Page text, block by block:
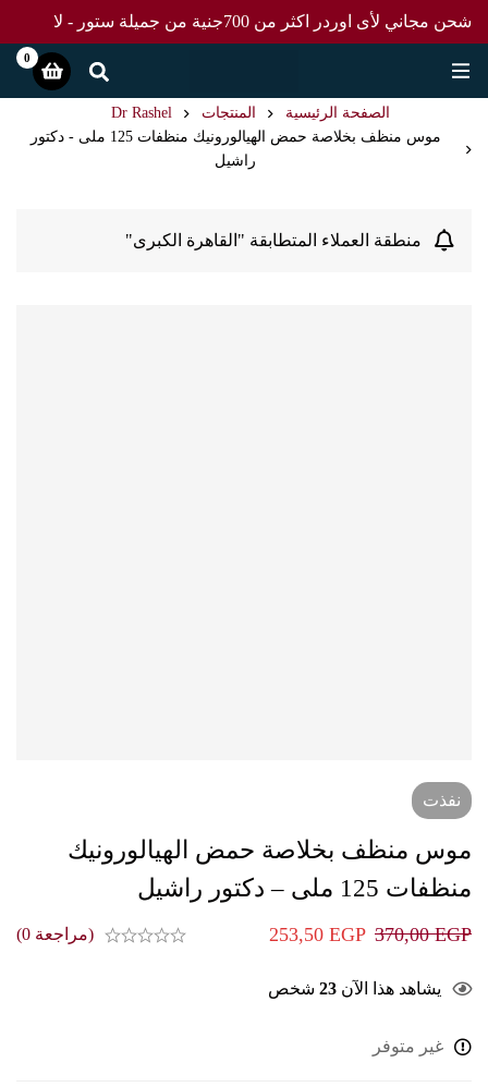
شحن مجاني لأى اوردر اكثر من 700جنية من جميلة ستور - لا
تفوت العرض
0
الصفحة الرئيسية المنتجات
Dr Rashel
موس منظف بخلاصة حمض الهيالورونيك منظفات 125 ملى - دكتور
راشيل
منطقة العملاء المتطابقة "القاهرة الكبرى"
نفذت
موس منظف بخلاصة حمض الهيالورونيك
منظفات 125 ملى – دكتور راشيل
370,00EGP
253,50EGP (مراجعة 0)
يشاهد هذا الآن23شخص
غير متوفر